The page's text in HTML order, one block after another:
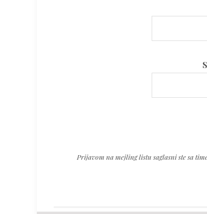
field
Prijavom na mejling listu saglasni ste sa